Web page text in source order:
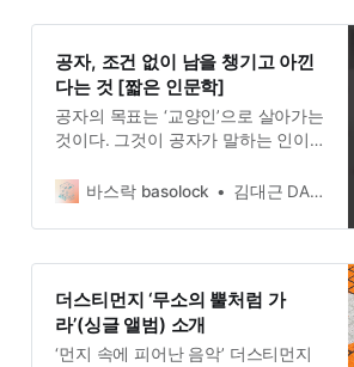
공자, 조건 없이 남을 챙기고 아낀
다는 것 [짧은 인문학]
공자의 목표는 ‘교양인’으로 살아가는
것이다. 그것이 공자가 말하는 인이
바스락 basolock
김대근 DAEGEUN KIM
더스티먼지 ‘무소의 뿔처럼 가
라’(싱글 앨범) 소개
‘먼지 속에 피어난 음악’ 더스티먼지